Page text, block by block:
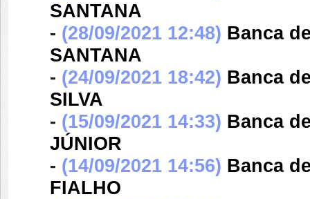
SANTANA
- (28/09/2021 12:48) Banca
SANTANA
- (24/09/2021 18:42) Banca
SILVA
- (15/09/2021 14:33) Banca
JÚNIOR
- (14/09/2021 14:56) Banca
FIALHO